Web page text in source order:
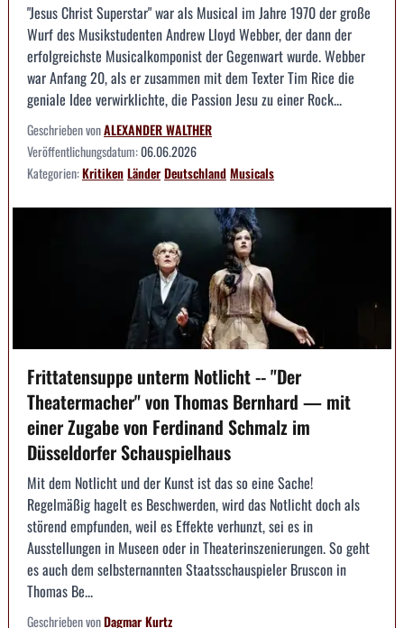
"Jesus Christ Superstar" war als Musical im Jahre 1970 der große
Wurf des Musikstudenten Andrew Lloyd Webber, der dann der
erfolgreichste Musicalkomponist der Gegenwart wurde. Webber
war Anfang 20, als er zusammen mit dem Texter Tim Rice die
geniale Idee verwirklichte, die Passion Jesu zu einer Rock...
Geschrieben vonALEXANDER WALTHER
Veröffentlichungsdatum:06.06.2026
Kategorien:KritikenLänderDeutschlandMusicals
Frittatensuppe unterm Notlicht -- "Der
Theatermacher" von Thomas Bernhard — mit
einer Zugabe von Ferdinand Schmalz im
Düsseldorfer Schauspielhaus
Mit dem Notlicht und der Kunst ist das so eine Sache!
Regelmäßig hagelt es Beschwerden, wird das Notlicht doch als
störend empfunden, weil es Effekte verhunzt, sei es in
Ausstellungen in Museen oder in Theaterinszenierungen. So geht
es auch dem selbsternannten Staatsschauspieler Bruscon in
Thomas Be...
Geschrieben vonDagmar Kurtz